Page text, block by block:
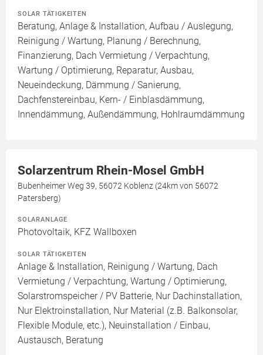
SOLAR TÄTIGKEITEN
Beratung, Anlage & Installation, Aufbau / Auslegung,
Reinigung / Wartung, Planung / Berechnung,
Finanzierung, Dach Vermietung / Verpachtung,
Wartung / Optimierung, Reparatur, Ausbau,
Neueindeckung, Dämmung / Sanierung,
Dachfenstereinbau, Kern- / Einblasdämmung,
Innendämmung, Außendämmung, Hohlraumdämmung
Solarzentrum Rhein-Mosel GmbH
Bubenheimer Weg 39, 56072 Koblenz (24km von 56072
Patersberg)
SOLARANLAGE
Photovoltaik, KFZ Wallboxen
SOLAR TÄTIGKEITEN
Anlage & Installation, Reinigung / Wartung, Dach
Vermietung / Verpachtung, Wartung / Optimierung,
Solarstromspeicher / PV Batterie, Nur Dachinstallation,
Nur Elektroinstallation, Nur Material (z.B. Balkonsolar,
Flexible Module, etc.), Neuinstallation / Einbau,
Austausch, Beratung